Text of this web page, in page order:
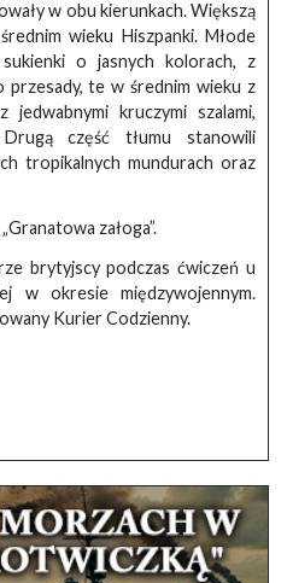
w obu kierunkach. Większą
wieku Hiszpanki. Młode
o jasnych kolorach, z
przesady, te w średnim wieku z
kruczymi szalami,
część tłumu stanowili
tropikalnych mundurach oraz
załoga”.
brytyjscy podczas ćwiczeń u
w okresie międzywojennym.
Kurier Codzienny.